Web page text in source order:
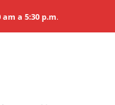
am a 5:30 p.m.